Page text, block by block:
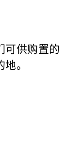
可供购置的
。